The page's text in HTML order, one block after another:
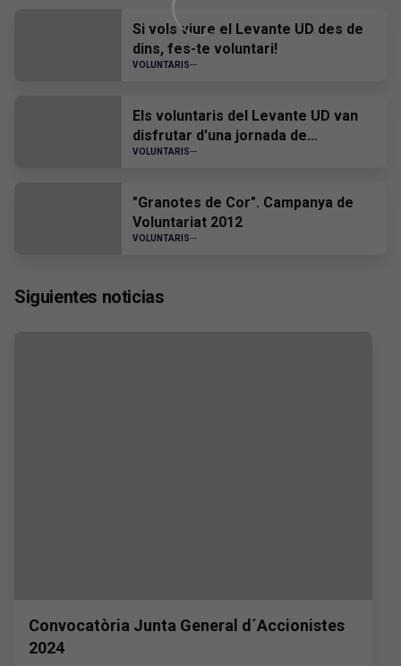
Si vols viure el Levante UD des de
dins, fes-te voluntari!
VOLUNTARIS
Els voluntaris del Levante UD van
disfrutar d'una jornada de
convivència en el Ciutat de València
VOLUNTARIS
"Granotes de Cor". Campanya de
Voluntariat 2012
VOLUNTARIS
Siguientes noticias
Convocatòria Junta General d´Accionistes
2024